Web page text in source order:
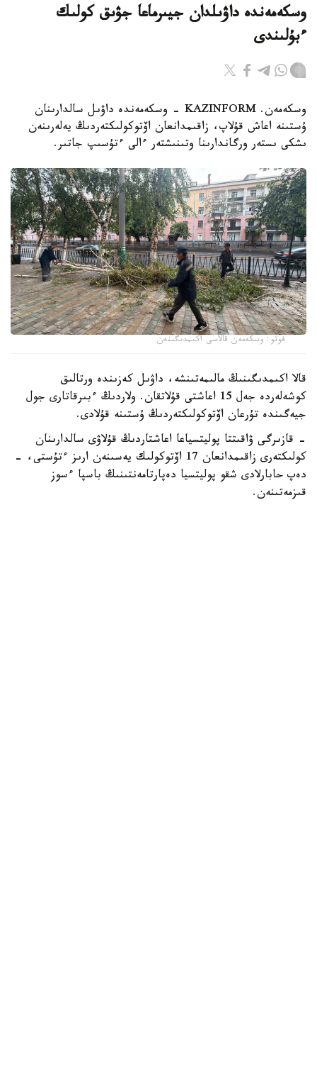
وسكەمەندە داۋىلدان جيىرماعا جۋىق كولىك
ءبۇلىندى
وسكەمەن. KAZINFORM - وسكەمەندە داۋىل سالدارىنان
ۇستىنە اعاش قۇلاپ، زاقىمدانعان اۆتوكولىكتەردىڭ يەلەرىنەن
ىشكى ىستەر ورگاندارىنا وتىنىشتەر ءالى ءتۇسىپ جاتىر.
فوتو: وسكەمەن قالاسى اكىمدىگىنەن
قالا اكىمدىگىنىڭ مالىمەتىنشە، داۋىل كەزىندە ورتالىق
كوشەلەردە جەل 15 اعاشتى قۇلاتقان. ولاردىڭ ءبىرقاتارى جول
جيەگىندە تۇرعان اۆتوكولىكتەردىڭ ۇستىنە قۇلادى.
- قازىرگى ۋاقىتتا پوليتسياعا اعاشتاردىڭ قۇلاۋى سالدارىنان
كولىكتەرى زاقىمدانعان 17 اۆتوكولىك يەسىنەن ارىز ءتۇستى، -
دەپ حابارلادى شقو پوليتسيا دەپارتامەنتىنىڭ باسپا ءسوز
قىزمەتىنەن.